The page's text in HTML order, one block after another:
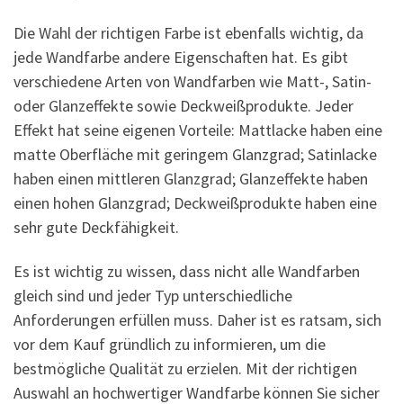
Die Wahl der richtigen Farbe ist ebenfalls wichtig, da
jede Wandfarbe andere Eigenschaften hat. Es gibt
verschiedene Arten von Wandfarben wie Matt-, Satin-
oder Glanzeffekte sowie Deckweißprodukte. Jeder
Effekt hat seine eigenen Vorteile: Mattlacke haben eine
matte Oberfläche mit geringem Glanzgrad; Satinlacke
haben einen mittleren Glanzgrad; Glanzeffekte haben
einen hohen Glanzgrad; Deckweißprodukte haben eine
sehr gute Deckfähigkeit.
Es ist wichtig zu wissen, dass nicht alle Wandfarben
gleich sind und jeder Typ unterschiedliche
Anforderungen erfüllen muss. Daher ist es ratsam, sich
vor dem Kauf gründlich zu informieren, um die
bestmögliche Qualität zu erzielen. Mit der richtigen
Auswahl an hochwertiger Wandfarbe können Sie sicher